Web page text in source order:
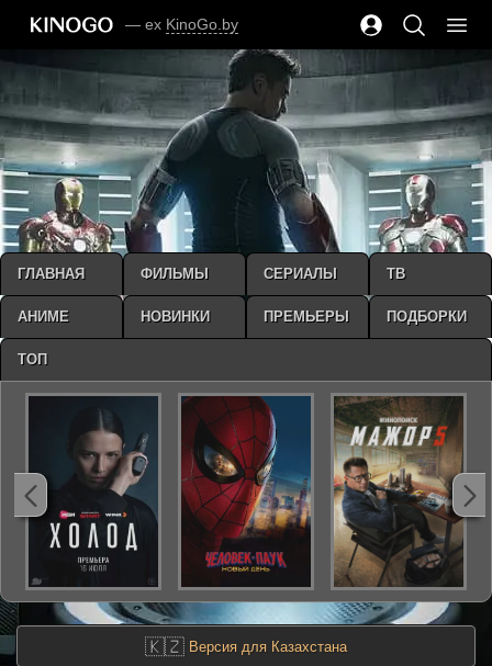
— ex KinoGo.by
🇰🇿 Версия для Казахстана
ГЛАВНАЯ ФИЛЬМЫ СЕРИАЛЫ ТВ
АНИМЕ НОВИНКИ ПРЕМЬЕРЫ ПОДБОРКИ
ТОП